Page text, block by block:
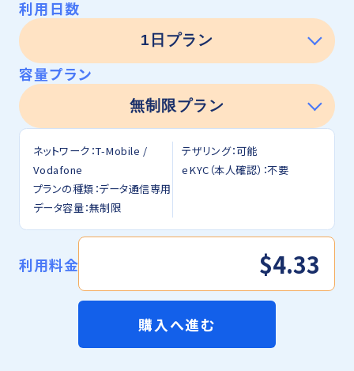
利用日数
容量プラン
ネットワーク：T-Mobile /
Vodafone
プランの種類：データ通信専用
データ容量：無制限
テザリング：可能
eKYC（本人確認）：不要
利用料金 $4.33
購入へ進む